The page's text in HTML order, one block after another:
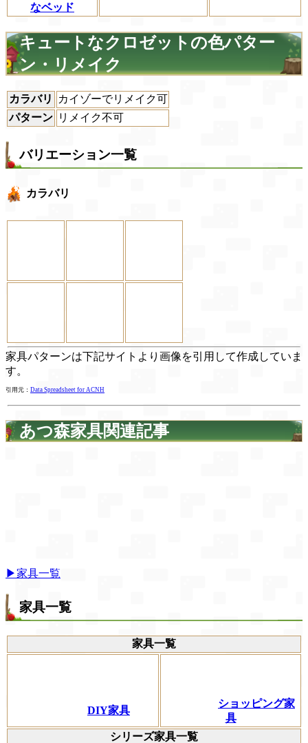
なベッド
キュートなクロゼットの色パター
ン・リメイク
カラバリ
カイゾーでリメイク可
パターン リメイク不可
バリエーション一覧
カラバリ
家具パターンは下記サイトより画像を引用して作成していま
す。
引用元： Data Spreadsheet for ACNH
あつ森家具関連記事
▶家具一覧
家具一覧
家具一覧
DIY家具
ショッピング家
具
シリーズ家具一覧